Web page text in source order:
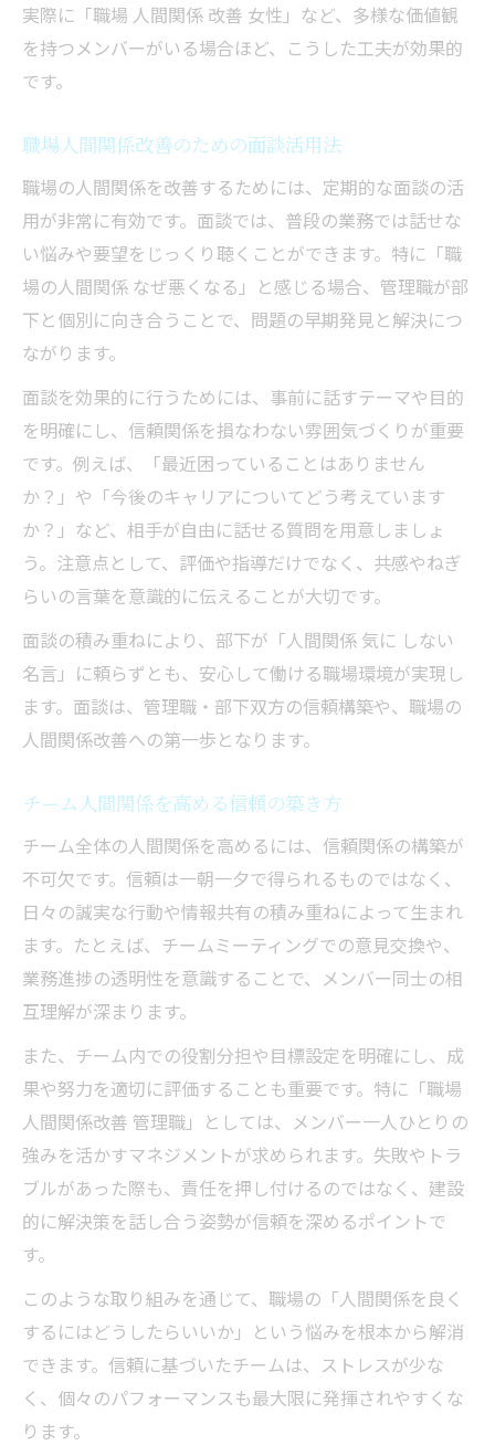
実際に「職場 人間関係 改善 女性」など、多様な価値観
を持つメンバーがいる場合ほど、こうした工夫が効果的
です。
職場人間関係改善のための面談活用法
職場の人間関係を改善するためには、定期的な面談の活
用が非常に有効です。面談では、普段の業務では話せな
い悩みや要望をじっくり聴くことができます。特に「職
場の人間関係 なぜ悪くなる」と感じる場合、管理職が部
下と個別に向き合うことで、問題の早期発見と解決につ
ながります。
面談を効果的に行うためには、事前に話すテーマや目的
を明確にし、信頼関係を損なわない雰囲気づくりが重要
です。例えば、「最近困っていることはありません
か？」や「今後のキャリアについてどう考えています
か？」など、相手が自由に話せる質問を用意しましょ
う。注意点として、評価や指導だけでなく、共感やねぎ
らいの言葉を意識的に伝えることが大切です。
面談の積み重ねにより、部下が「人間関係 気に しない
名言」に頼らずとも、安心して働ける職場環境が実現し
ます。面談は、管理職・部下双方の信頼構築や、職場の
人間関係改善への第一歩となります。
チーム人間関係を高める信頼の築き方
チーム全体の人間関係を高めるには、信頼関係の構築が
不可欠です。信頼は一朝一夕で得られるものではなく、
日々の誠実な行動や情報共有の積み重ねによって生まれ
ます。たとえば、チームミーティングでの意見交換や、
業務進捗の透明性を意識することで、メンバー同士の相
互理解が深まります。
また、チーム内での役割分担や目標設定を明確にし、成
果や努力を適切に評価することも重要です。特に「職場
人間関係改善 管理職」としては、メンバー一人ひとりの
強みを活かすマネジメントが求められます。失敗やトラ
ブルがあった際も、責任を押し付けるのではなく、建設
的に解決策を話し合う姿勢が信頼を深めるポイントで
す。
このような取り組みを通じて、職場の「人間関係を良く
するにはどうしたらいいか」という悩みを根本から解消
できます。信頼に基づいたチームは、ストレスが少な
く、個々のパフォーマンスも最大限に発揮されやすくな
ります。